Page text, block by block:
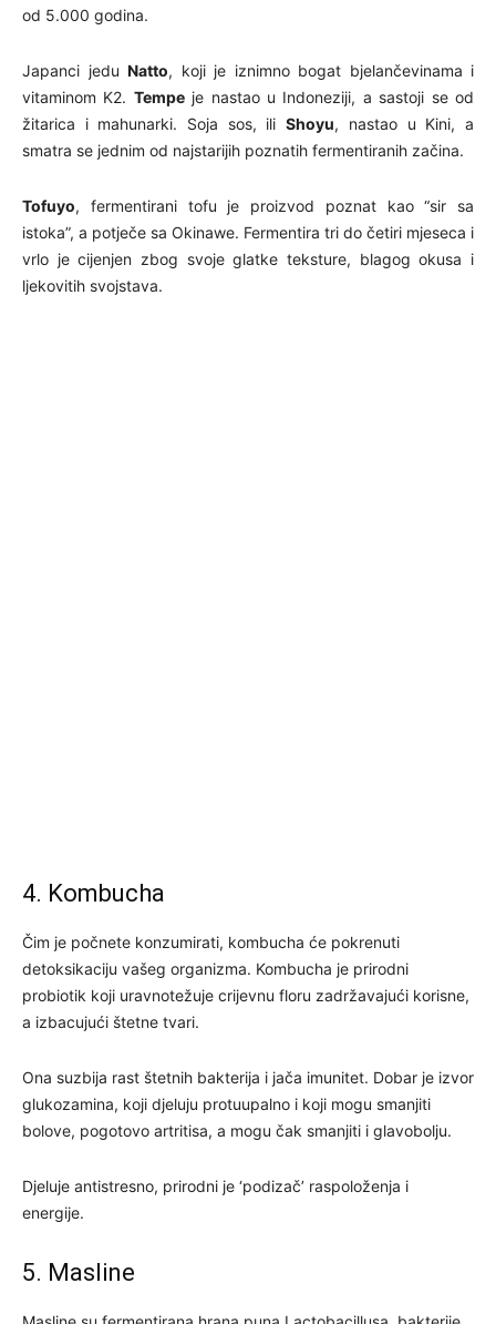
od 5.000 godina.
Japanci jedu Natto, koji je iznimno bogat bjelančevinama i
vitaminom K2. Tempeje nastao u Indoneziji, a sastoji se od
žitarica i mahunarki. Soja sos, iliShoyu, nastao u Kini, a
smatra se jednim od najstarijih poznatih fermentiranih začina.
Tofuyo, fermentirani tofu je proizvod poznat kao “sir sa
istoka”, a potječe sa Okinawe. Fermentira tri do četiri mjeseca i
vrlo je cijenjen zbog svoje glatke teksture, blagog okusa i
ljekovitih svojstava.
4. Kombucha
Čim je počnete konzumirati, kombucha će pokrenuti
detoksikaciju vašeg organizma. Kombucha je prirodni
probiotik koji uravnotežuje crijevnu floru zadržavajući korisne,
a izbacujući štetne tvari.
Ona suzbija rast štetnih bakterija i jača imunitet. Dobar je izvor
glukozamina, koji djeluju protuupalno i koji mogu smanjiti
bolove, pogotovo artritisa, a mogu čak smanjiti i glavobolju.
Djeluje antistresno, prirodni je ‘podizač’ raspoloženja i
energije.
5. Masline